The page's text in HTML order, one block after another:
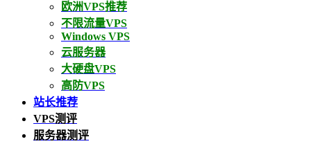
欧洲VPS推荐
不限流量VPS
Windows VPS
云服务器
大硬盘VPS
高防VPS
站长推荐
VPS测评
服务器测评